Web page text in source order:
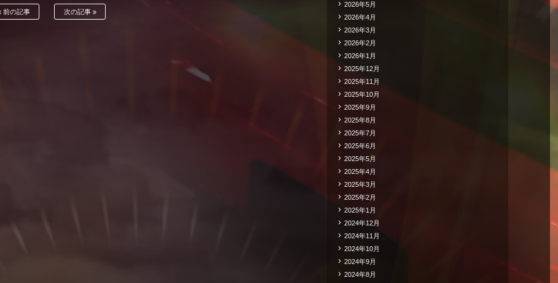
前の記事 次の記事
2026年5月
2026年4月
2026年3月
2026年2月
2026年1月
2025年12月
2025年11月
2025年10月
2025年9月
2025年8月
2025年7月
2025年6月
2025年5月
2025年4月
2025年3月
2025年2月
2025年1月
2024年12月
2024年11月
2024年10月
2024年9月
2024年8月